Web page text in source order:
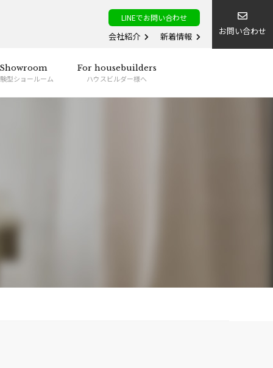
LINEでお問い合わせ
会社紹介 新着情報 お問い合わせ
Showroom
型ショールーム
For housebuilders
ハウスビルダー様へ